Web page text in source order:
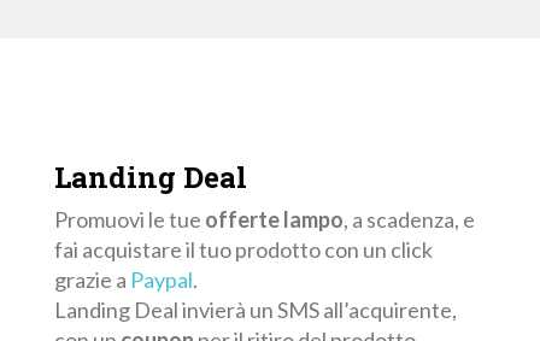
Landing Deal
Promuovi le tue offertelampo, a scadenza, e
fai acquistare il tuo prodotto con un click
grazie a Paypal.
Landing Deal invierà un SMS all’acquirente,